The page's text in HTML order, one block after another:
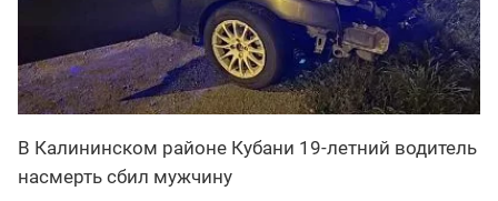
В Калининском районе Кубани 19-летний водитель
насмерть сбил мужчину